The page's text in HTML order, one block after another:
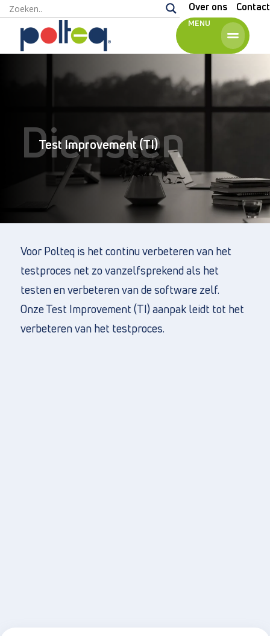
Over ons Contact
MENU
Engels
Test Improvement (TI)
Diensten
Voor Polteq is het continu verbeteren van het
testproces net zo vanzelfsprekend als het
testen en verbeteren van de software zelf.
Onze Test Improvement (TI) aanpak leidt tot het
verbeteren van het testproces.